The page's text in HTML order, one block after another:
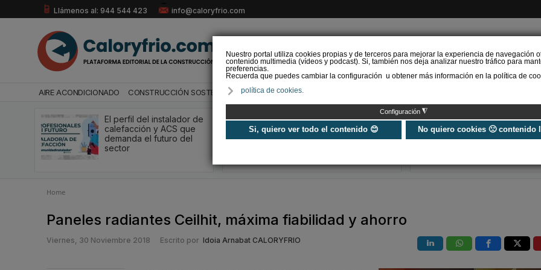
Nuestro portal utiliza cookies propias y de terceros para mejorar la experiencia de navegación
contenido multimedia (vídeos y podcast). Si, también nos deja analizar nuestro tráfico para
preferencias.
Recuerda que puedes cambiar la configuración u obtener más información en la política de
política de cookies.
Configuración ◮
Si, quiero ver todo el contenido 😊 No quiero cookies 🙁 contenido
Llámenos al: 944 544 423 info@caloryfrio.com
AIRE ACONDICIONADO CONSTRUCCIÓN SOSTENIBLE ENERGÍAS RENOVABLES
El perfil del instalador de
calefacción y ACS que
demanda el futuro del
sector
¿Aerotermia o caldera de
condensación?
Comparamos ambos
Hibridación de
de calor con
condensación
Home
Paneles radiantes Ceilhit, máxima fiabilidad y ahorro
Viernes, 30 Noviembre 2018 Escrito por Idoia Arnabat CALORYFRIO